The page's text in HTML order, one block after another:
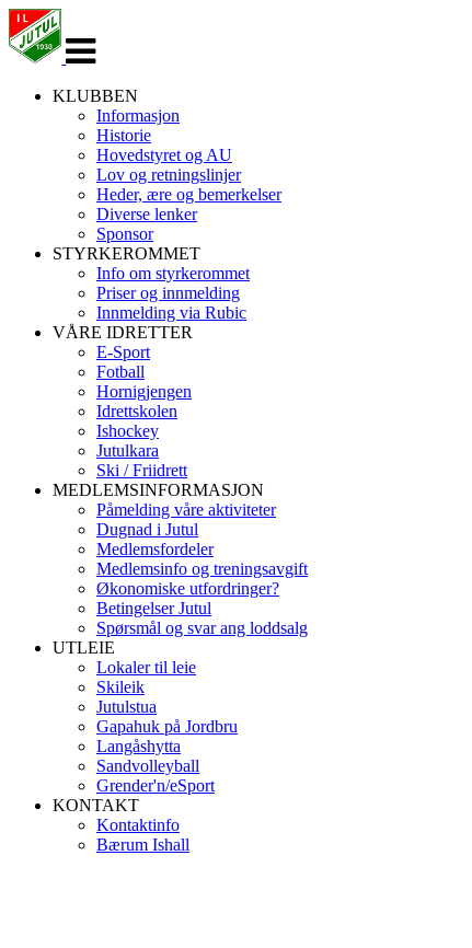
navigasjon
KLUBBEN
Informasjon
Historie
Hovedstyret og AU
Lov og retningslinjer
Heder, ære og bemerkelser
Diverse lenker
Sponsor
STYRKEROMMET
Info om styrkerommet
Priser og innmelding
Innmelding via Rubic
VÅRE IDRETTER
E-Sport
Fotball
Hornigjengen
Idrettskolen
Ishockey
Jutulkara
Ski / Friidrett
MEDLEMSINFORMASJON
Påmelding våre aktiviteter
Dugnad i Jutul
Medlemsfordeler
Medlemsinfo og treningsavgift
Økonomiske utfordringer?
Betingelser Jutul
Spørsmål og svar ang loddsalg
UTLEIE
Lokaler til leie
Skileik
Jutulstua
Gapahuk på Jordbru
Langåshytta
Sandvolleyball
Grender'n/eSport
KONTAKT
Kontaktinfo
Bærum Ishall